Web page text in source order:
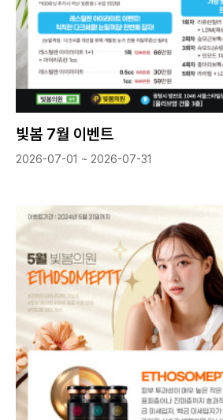
빛봄 7월 이벤트
2026-07-01 ~ 2026-07-31